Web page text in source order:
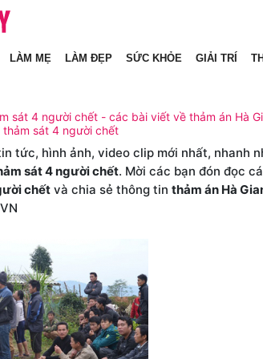
LÀM MẸ LÀM ĐẸP SỨC KHỎE GIẢI TRÍ
sát 4 người chết - các bài viết về thảm án Hà
sát 4 người chết
tức, hình ảnh, video clip mới nhất, nhanh
sát 4 người chết. Mời các bạn đón đọc
chết và chia sẻ thông tin thảm án Hà